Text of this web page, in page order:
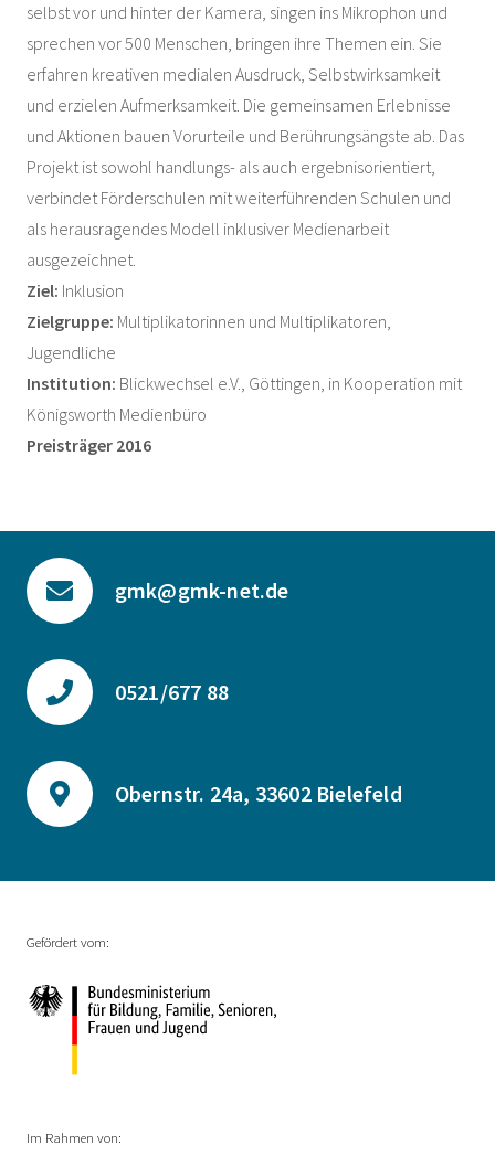
selbst vor und hinter der Kamera, singen ins Mikrophon und
sprechen vor 500 Menschen, bringen ihre Themen ein. Sie
erfahren kreativen medialen Ausdruck, Selbstwirksamkeit
und erzielen Aufmerksamkeit. Die gemeinsamen Erlebnisse
und Aktionen bauen Vorurteile und Berührungsängste ab. Das
Projekt ist sowohl handlungs- als auch ergebnisorientiert,
verbindet Förderschulen mit weiterführenden Schulen und
als herausragendes Modell inklusiver Medienarbeit
ausgezeichnet.
Ziel: Inklusion
Zielgruppe: Multiplikatorinnen und Multiplikatoren,
Jugendliche
Institution: Blickwechsel e.V., Göttingen, in Kooperation mit
Königsworth Medienbüro
Preisträger 2016
gmk@gmk-net.de
0521/677 88
Obernstr. 24a, 33602 Bielefeld
Gefördert vom:
Im Rahmen von: